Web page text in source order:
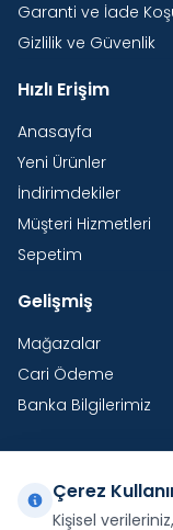
Garanti ve İade
Gizlilik ve Güvenlik
Hızlı Erişim
Anasayfa
Yeni Ürünler
İndirimdekiler
Müşteri Hizmetleri
Sepetim
Gelişmiş
Mağazalar
Cari Ödeme
Banka Bilgilerimiz
Yurtdışı Kargo
Çerez
Kişisel